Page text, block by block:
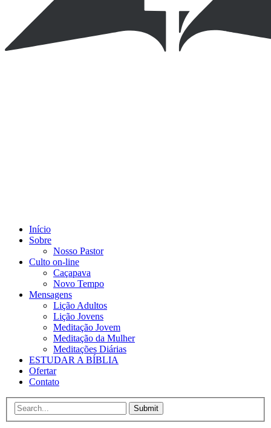
Início
Sobre
Nosso Pastor
Culto on-line
Caçapava
Novo Tempo
Mensagens
Lição Adultos
Lição Jovens
Meditação Jovem
Meditação da Mulher
Meditações Diárias
ESTUDAR A BÍBLIA
Ofertar
Contato
Submit